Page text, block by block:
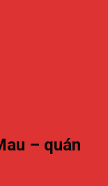
– quán